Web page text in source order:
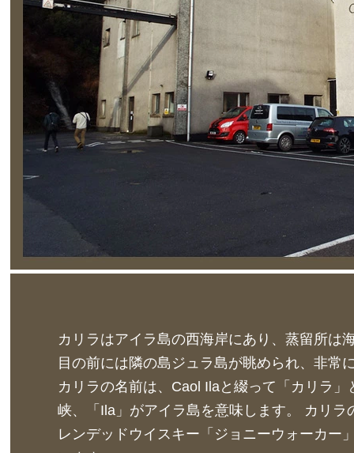
カリラはアイラ島の西海岸にあり、蒸留所は
目の前には隣の島ジュラ島が眺められ、非常
カリラの名前は、Caol Ilaと綴って「カリラ
峡、「Ila」がアイラ島を意味します。 カリ
レンデッドウイスキー「ジョニーウォーカー